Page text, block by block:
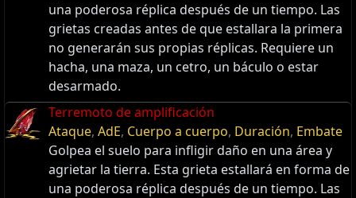
una poderosa réplica después de un tiempo. Las
grietas creadas antes de que estallara la primera
no generarán sus propias réplicas. Requiere un
hacha, una maza, un cetro, un báculo o estar
desarmado.
Terremoto de amplificación
Ataque, AdE, Cuerpo a cuerpo, Duración, Embate
Golpea el suelo para infligir daño en una área y
agrietar la tierra. Esta grieta estallará en forma de
una poderosa réplica después de un tiempo. Las